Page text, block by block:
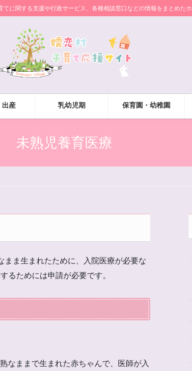
に関する支援や行政サービス、各種相談窓口などの情報をまとめた
出産 乳幼児期 保育園・幼稚園
未熟児養育医療
ま生まれたために、入院医療が必要な
るためには申請が必要です。
なままで生まれた赤ちゃんで、医師が入